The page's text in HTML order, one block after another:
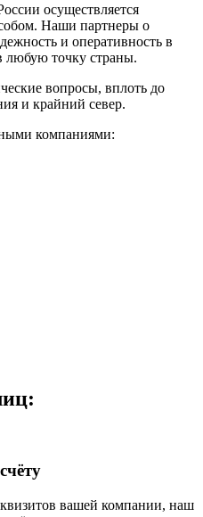
осуществляется
Наши партнеры о
и оперативность в
любую точку страны.
вопросы, вплоть до
и крайний север.
компаниями:
вашей компании, наш